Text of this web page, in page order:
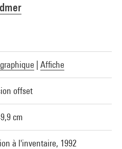
Affiche
offset
cm
à l'inventaire, 1992
MNAM-CCI/Georges Meguerditchian/Dist.
CX 6189]